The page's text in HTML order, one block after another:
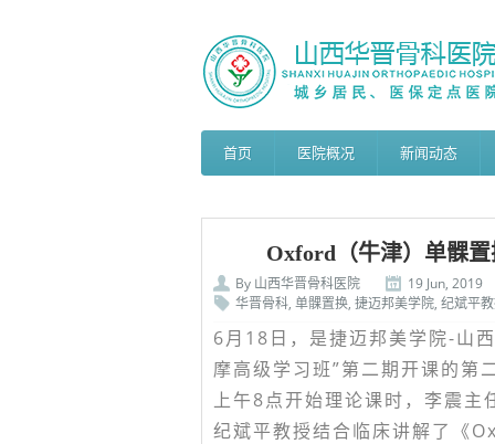
首页 医院概况 新闻动态
Oxford（牛津）单髁
By 山西华晋骨科医院
19 Jun, 2019
华晋骨科, 单髁置换, 捷迈邦美学院, 纪斌平
6月18日，是捷迈邦美学院-山
摩高级学习班”第二期开课的第
上午8点开始理论课时，李震
纪斌平教授结合临床讲解了《